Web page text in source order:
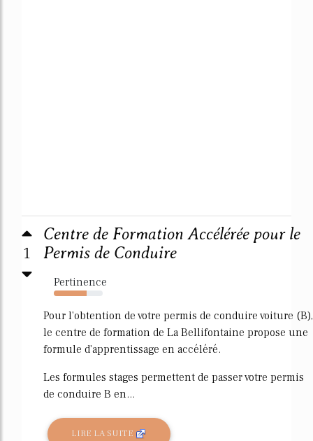
1
Centre de Formation Accélérée pour le
Permis de Conduire
Pertinence
67%
Pour l'obtention de votre permis de conduire voiture (B),
le centre de formation de La Bellifontaine propose une
formule d'apprentissage en accéléré.
Les formules stages permettent de passer votre permis
de conduire B en...
LIRE LA SUITE